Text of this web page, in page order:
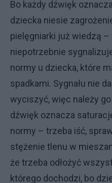
Bo każdy dźwięk
dziecka niesie
pielęgniarki już wiedzą
niepotrzebnie
normy u dziecka, które
spadkami. Sygnału nie
wyciszyć, więc należy
dźwięk oznacza
normy – trzeba iść,
stężenie tlenu w
że trzeba odłożyć
którego dochodzi, bo